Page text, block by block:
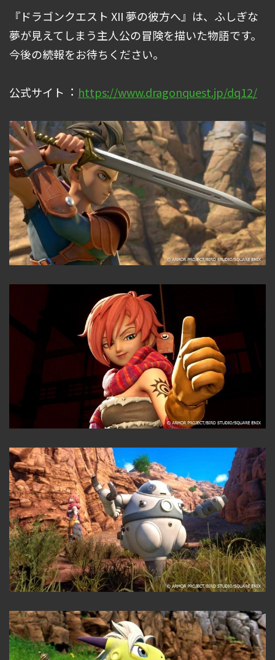
『ドラゴンクエスト XII 夢の彼⽅へ』は、ふしぎな
夢が⾒えてしまう主⼈公の冒険を描いた物語です。
今後の続報をお待ちください。
公式サイト︓ https://www.dragonquest.jp/dq12/